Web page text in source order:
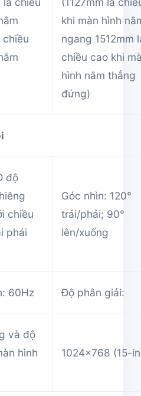
chiều
khi màn hình
ngang 1512mm
chiều cao khi
hình nằm thẳng
đứng)
độ
chiều
phái
Góc nhìn: 120°
trái/phải; 90°
lên/xuống
60Hz Độ phân giải:
và độ
hình
1024×768 (15-